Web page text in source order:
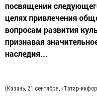
посвящении
целях привлечения
вопросам развития
признавая
наследия...
(Казань, 21 сентября, «Татар-